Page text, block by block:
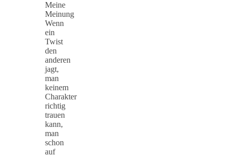
Meine
Meinung
Wenn
ein
Twist
den
anderen
jagt,
man
keinem
Charakter
richtig
trauen
kann,
man
schon
auf